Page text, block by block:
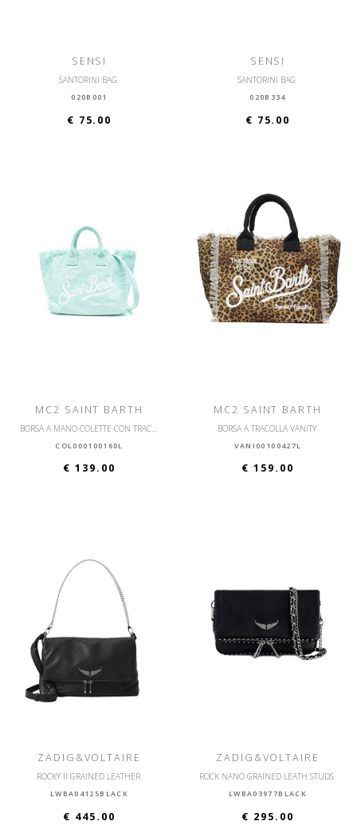
SENSI
SANTORINI BAG
020B001
€ 75.00
SENSI
SANTORINI BAG
020B334
€ 75.00
MC2 SAINT BARTH
COL000100160L
€ 139.00
MC2 SAINT BARTH
BORSA A TRACOLLA VANITY
VANI00100427L
€ 159.00
ZADIG&VOLTAIRE
ROCKY II GRAINED LEATHER
LWBA04125BLACK
€ 445.00
ZADIG&VOLTAIRE
ROCK NANO GRAINED LEATH STUDS
LWBA03977BLACK
€ 295.00